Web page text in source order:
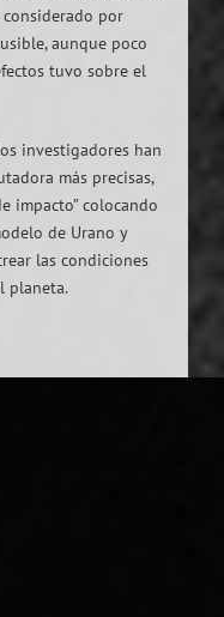
por
aunque poco
tuvo sobre el
investigadores han
más precisas,
impacto” colocando
de Urano y
las condiciones
planeta.